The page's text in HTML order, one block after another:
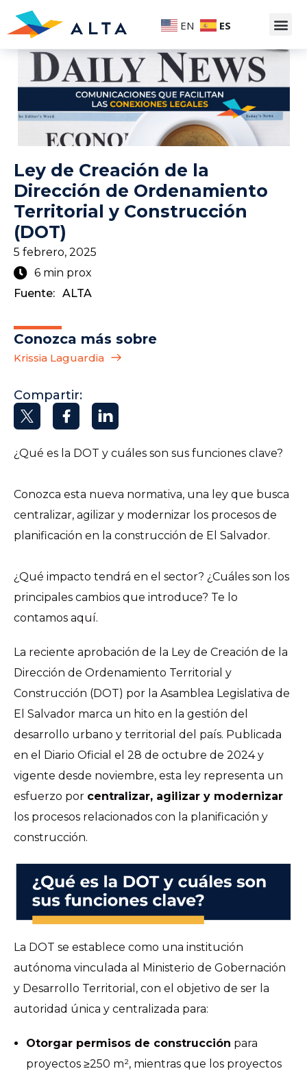
EN ES
Ley de Creación de la
Dirección de Ordenamiento
Territorial y Construcción
(DOT)
5 febrero, 2025
6 min prox
Fuente: ALTA
Conozca más sobre
Krissia Laguardia
Compartir:
¿Qué es la DOT y cuáles son sus funciones clave?
Conozca esta nueva normativa, una ley que busca
centralizar, agilizar y modernizar los procesos de
planificación en la construcción de El Salvador.
¿Qué impacto tendrá en el sector? ¿Cuáles son los
principales cambios que introduce? Te lo
contamos aquí.
La reciente aprobación de la Ley de Creación de la
Dirección de Ordenamiento Territorial y
Construcción (DOT) por la Asamblea Legislativa de
El Salvador marca un hito en la gestión del
desarrollo urbano y territorial del país. Publicada
en el Diario Oficial el 28 de octubre de 2024 y
vigente desde noviembre, esta ley representa un
esfuerzo por centralizar, agilizar y modernizar
los procesos relacionados con la planificación y
construcción.
La DOT se establece como una institución
autónoma vinculada al Ministerio de Gobernación
y Desarrollo Territorial, con el objetivo de ser la
autoridad única y centralizada para:
Otorgar permisos de construcción para
proyectos ≥250 m², mientras que los proyectos